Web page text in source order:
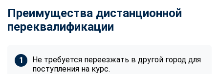
Преимущества дистанционной
переквалификации
Не требуется переезжать в другой город для
поступления на курс.